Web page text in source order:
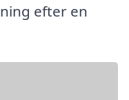
efter en